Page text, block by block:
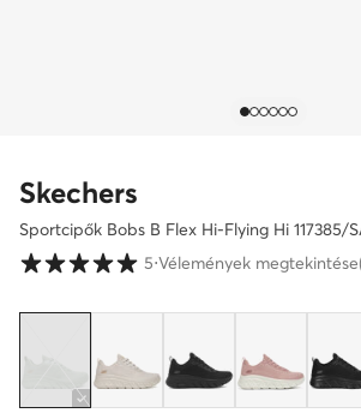
Skechers
Sportcipők Bobs B Flex Hi-Flying Hi 117385/
Vásárlói értékelések 1-5 skálán
5⋅Vélemények megtekintése